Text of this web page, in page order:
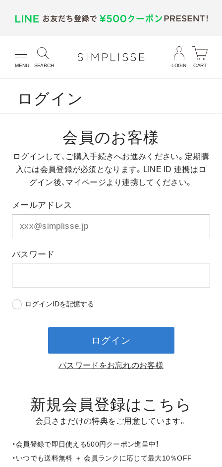
MENU SEARCH LOGIN CART
ログイン
会員のお客様
ログインして、ご購入手続きへお進みください。 定期購
入には会員登録が必須となります。 LINE ID 連携はロ
グイン後、マイページより連携してください。
メールアドレス
パスワード
ログインIDを記憶する
ログイン
パスワードをお忘れのお客様
新規会員登録はこちら
会員さまだけの特典をご用意しています。
・会員登録で即日使える500円クーポン進呈中！
・いつでも送料無料 ＋ 会員ランクに応じて最大10％OFF